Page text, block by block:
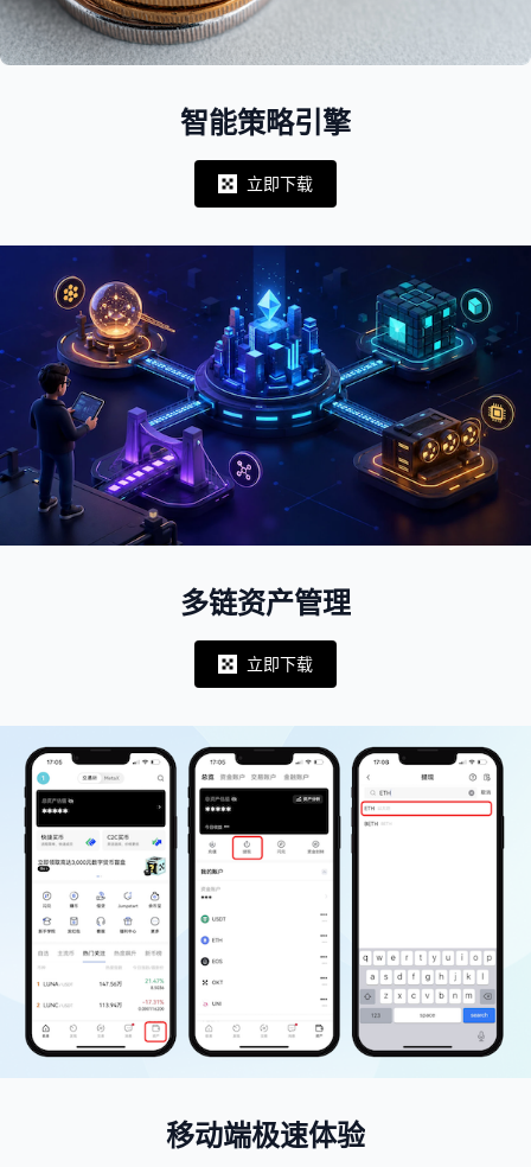
智能策略引擎
Notifications
立即下载
多链资产管理
Notifications
立即下载
移动端极速体验